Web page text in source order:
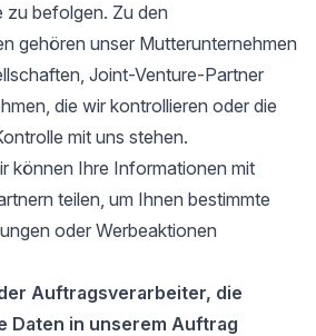
zu befolgen. Zu den
gehören unser Mutterunternehmen
Joint-Venture-Partner
die wir kontrollieren oder die
mit uns stehen.
können Ihre Informationen mit
teilen, um Ihnen bestimmte
oder Werbeaktionen
Auftragsverarbeiter, die
Daten in unserem Auftrag